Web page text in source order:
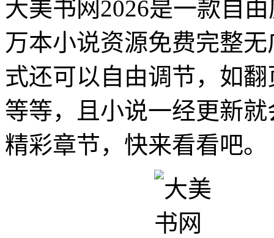
大美书网2026是一款自
万本小说资源免费完整
式还可以自由调节，如
等等，且小说一经更新
精彩章节，快来看看吧。